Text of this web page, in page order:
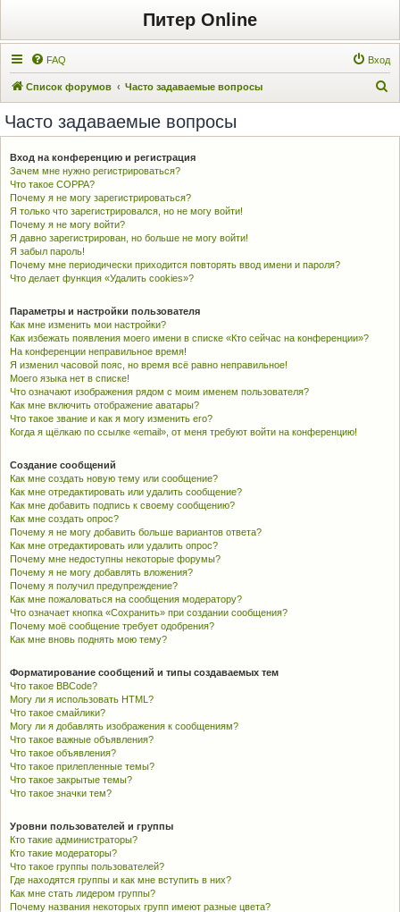
Питер Online
FAQ Вход
Список форумов Часто задаваемые вопросы
Часто задаваемые вопросы
Вход на конференцию и регистрация
Зачем мне нужно регистрироваться?
Что такое COPPA?
Почему я не могу зарегистрироваться?
Я только что зарегистрировался, но не могу войти!
Почему я не могу войти?
Я давно зарегистрирован, но больше не могу войти!
Я забыл пароль!
Почему мне периодически приходится повторять ввод имени и пароля?
Что делает функция «Удалить cookies»?
Параметры и настройки пользователя
Как мне изменить мои настройки?
Как избежать появления моего имени в списке «Кто сейчас на конференции»?
На конференции неправильное время!
Я изменил часовой пояс, но время всё равно неправильное!
Моего языка нет в списке!
Что означают изображения рядом с моим именем пользователя?
Как мне включить отображение аватары?
Что такое звание и как я могу изменить его?
Когда я щёлкаю по ссылке «email», от меня требуют войти на конференцию!
Создание сообщений
Как мне создать новую тему или сообщение?
Как мне отредактировать или удалить сообщение?
Как мне добавить подпись к своему сообщению?
Как мне создать опрос?
Почему я не могу добавить больше вариантов ответа?
Как мне отредактировать или удалить опрос?
Почему мне недоступны некоторые форумы?
Почему я не могу добавлять вложения?
Почему я получил предупреждение?
Как мне пожаловаться на сообщения модератору?
Что означает кнопка «Сохранить» при создании сообщения?
Почему моё сообщение требует одобрения?
Как мне вновь поднять мою тему?
Форматирование сообщений и типы создаваемых тем
Что такое BBCode?
Могу ли я использовать HTML?
Что такое смайлики?
Могу ли я добавлять изображения к сообщениям?
Что такое важные объявления?
Что такое объявления?
Что такое прилепленные темы?
Что такое закрытые темы?
Что такое значки тем?
Уровни пользователей и группы
Кто такие администраторы?
Кто такие модераторы?
Что такое группы пользователей?
Где находятся группы и как мне вступить в них?
Как мне стать лидером группы?
Почему названия некоторых групп имеют разные цвета?